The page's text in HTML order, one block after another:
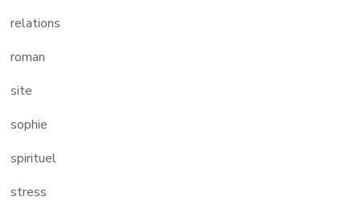
relations
roman
site
sophie
spirituel
stress